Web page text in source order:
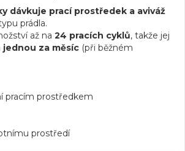
dávkuje prací prostředek a aviváž
prádla.
až na 24 pracích cyklů, takže jej
jednou za měsíc (při běžném
pracím prostředkem
prostředí